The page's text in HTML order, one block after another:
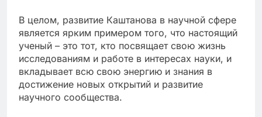
В целом, развитие Каштанова в научной сфере
является ярким примером того, что настоящий
ученый – это тот, кто посвящает свою жизнь
исследованиям и работе в интересах науки, и
вкладывает всю свою энергию и знания в
достижение новых открытий и развитие
научного сообщества.